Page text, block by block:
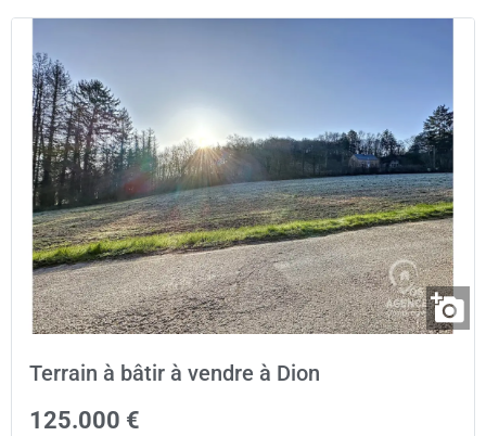
Terrain à bâtir à vendre à Dion
125.000 €